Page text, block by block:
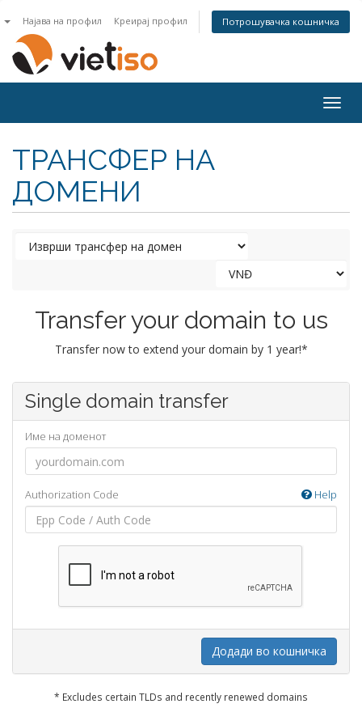
Најава на профил Креирај профил Потрошувачка кошничка
ТРАНСФЕР НА
ДОМЕНИ
Transfer your domain to us
Transfer now to extend your domain by 1 year!*
Single domain transfer
Име на доменот
Authorization Code Help
Додади во кошничка
* Excludes certain TLDs and recently renewed domains